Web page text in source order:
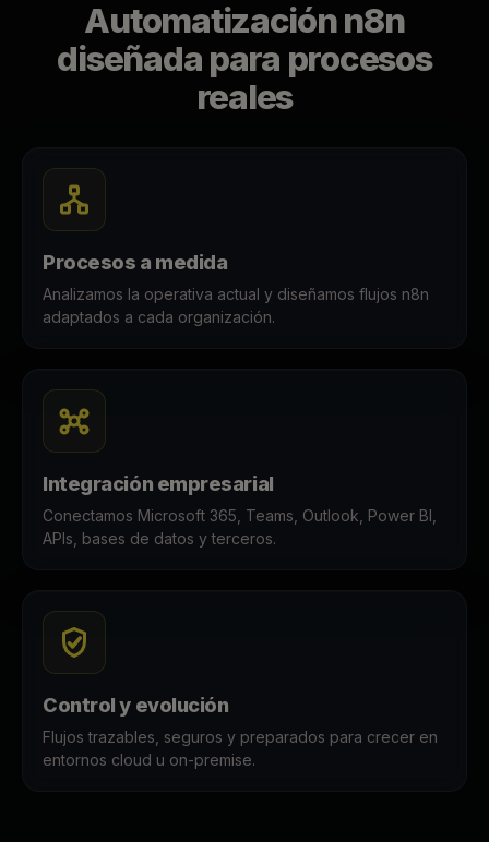
Automatización n8n
diseñada para procesos
reales
Procesos a medida
Analizamos la operativa actual y diseñamos flujos n8n
adaptados a cada organización.
Integración empresarial
Conectamos Microsoft 365, Teams, Outlook, Power BI,
APIs, bases de datos y terceros.
Control y evolución
Flujos trazables, seguros y preparados para crecer en
entornos cloud u on-premise.